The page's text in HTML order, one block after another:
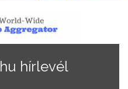
hírlevél